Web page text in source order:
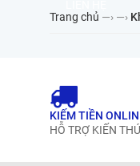
Trang chủ —› —›
KIẾM TIỀN
HỖ TRỢ KIẾN